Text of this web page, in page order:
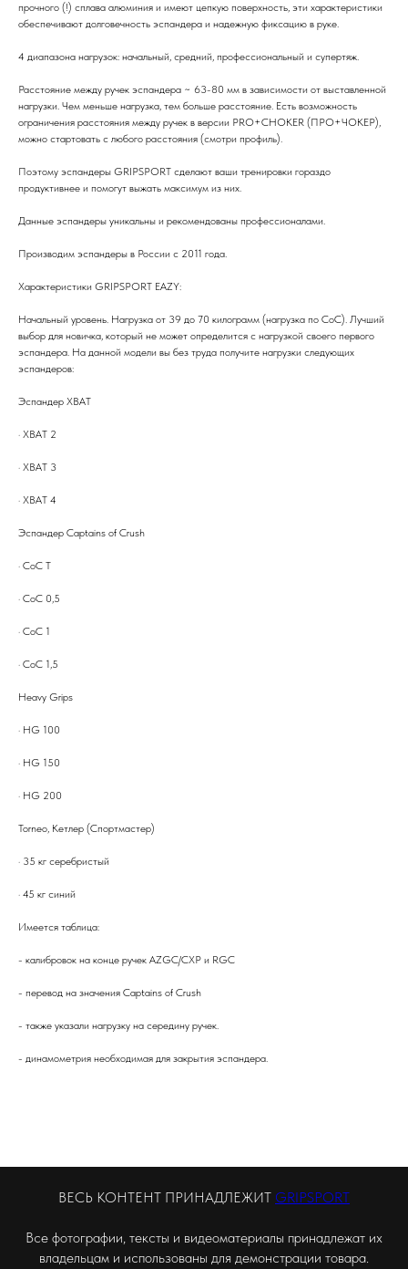
прочного (!) сплава алюминия и имеют цепкую поверхность, эти характеристики
обеспечивают долговечность эспандера и надежную фиксацию в руке.
4 диапазона нагрузок: начальный, средний, профессиональный и супертяж.
Расстояние между ручек эспандера ~ 63-80 мм в зависимости от выставленной
нагрузки. Чем меньше нагрузка, тем больше расстояние. Есть возможность
ограничения расстояния между ручек в версии PRO+CHOKER (ПРО+ЧОКЕР),
можно стартовать с любого расстояния (смотри профиль).
Поэтому эспандеры GRIPSPORT сделают ваши тренировки гораздо
продуктивнее и помогут выжать максимум из них.
Данные эспандеры уникальны и рекомендованы профессионалами.
Производим эспандеры в России с 2011 года.
Характеристики GRIPSPORT EAZY:
Начальный уровень. Нагрузка от 39 до 70 килограмм (нагрузка по CoC). Лучший
выбор для новичка, который не может определится с нагрузкой своего первого
эспандера. На данной модели вы без труда получите нагрузки следующих
эспандеров:
Эспандер ХВАТ
· ХВАТ 2
· ХВАТ 3
· ХВАТ 4
Эспандер Captains of Crush
· CoC T
· CoC 0,5
· CoC 1
· CoC 1,5
Heavy Grips
· HG 100
· HG 150
· HG 200
Torneo, Кетлер (Спортмастер)
· 35 кг серебристый
· 45 кг синий
Имеется таблица:
- калибровок на конце ручек AZGC/СХР и RGC
- перевод на значения Captains of Crush
- также указали нагрузку на середину ручек.
- динамометрия необходимая для закрытия эспандера.
ВЕСЬ КОНТЕНТ ПРИНАДЛЕЖИТ GRIPSPORT
Все фотографии, тексты и видеоматериалы принадлежат их
владельцам и использованы для демонстрации товара.